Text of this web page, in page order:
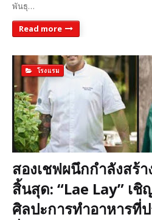
พันธุ…
Read more
โรงแรม
สองเชฟผนึกกำลังสร้
สิ้นสุด: “Lae Lay” เ
ศิลปะการทำอาหารที่